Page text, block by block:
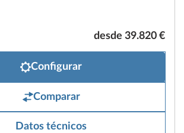
desde 39.820 €
Configurar
Comparar
Datos técnicos